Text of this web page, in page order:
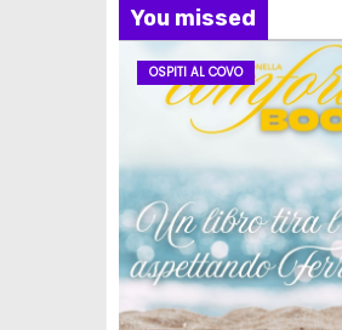
You missed
OSPITI AL COVO